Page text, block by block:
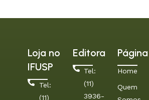
Loja no
IFUSP
Tel:
(11)
Editora
Tel:
(11)
3936-
Página
Home
Quem